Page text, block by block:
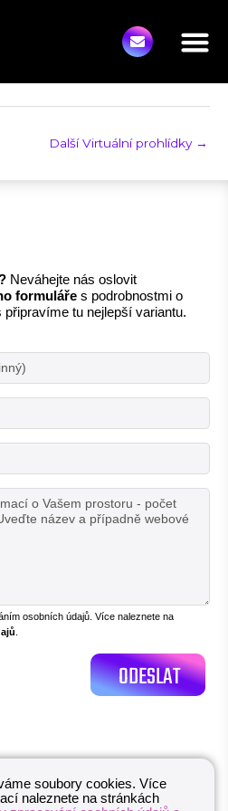
Další Virtuální prohlídky →
Neváhejte nás oslovit
formuláře s podrobnostmi o
tu nejlepší variantu.
osobních údajů. Více naleznete na
soubory cookies. Více
naleznete na stránkách